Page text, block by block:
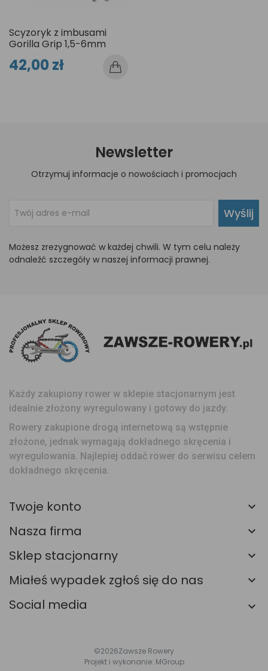
Scyzoryk z imbusami
Gorilla Grip 1,5-6mm
42,00 zł
Newsletter
Otrzymuj informacje o nowościach i promocjach
Wyślij
Możesz zrezygnować w każdej chwili. W tym celu należy
odnaleźć szczegóły w naszej informacji prawnej.
Każdy zakupiony rower w sklepie stacjonarnym jest
idealnie złożony wyregulowany i gotowy do jazdy.
Rowery zakupione drogą internetową są wstępnie
złożone, jednak wymagają dokładnego skręcenia i
wyregulowania. Najlepiej oddać rower do serwisu celem
dokładnego skręcenia.
Twoje konto
Nasza firma
Sklep stacjonarny
Miałeś wypadek zgłoś się do nas
Social media
©2026Zawsze Rowery
Projekt i wykonanie: MGroup